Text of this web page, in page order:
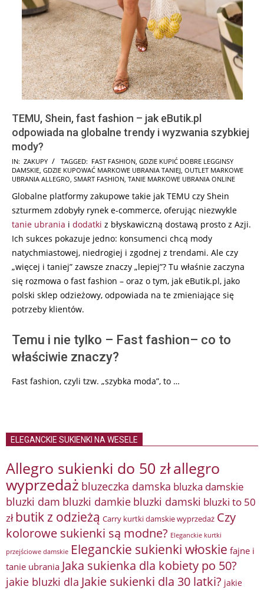
TEMU, Shein, fast fashion – jak eButik.pl
odpowiada na globalne trendy i wyzwania szybkiej
mody?
2025-
06-
IN: ZAKUPY TAGGED: FAST FASHION, GDZIE KUPIĆ DOBRE LEGGINSY
DAMSKIE, GDZIE KUPOWAĆ MARKOWE UBRANIA TANIEJ, OUTLET MARKOWE
UBRANIA ALLEGRO, SMART FASHION, TANIE MARKOWE UBRANIA ONLINE
Globalne platformy zakupowe takie jak TEMU czy Shein
szturmem zdobyły rynek e-commerce, oferując niezwykle
tanie ubrania i dodatki z błyskawiczną dostawą prosto z Azji.
Ich sukces pokazuje jedno: konsumenci chcą mody
natychmiastowej, niedrogiej i zgodnej z trendami. Ale czy
„więcej i taniej” zawsze znaczy „lepiej”? Tu właśnie zaczyna
się rozmowa o fast fashion – oraz o tym, jak eButik.pl, jako
polski sklep odzieżowy, odpowiada na te zmieniające się
potrzeby klientów.
Temu i nie tylko – Fast fashion– co to
właściwie znaczy?
Fast fashion, czyli tzw. „szybka moda”, to …
ELEGANCKIE SUKIENKI NA WESELE
Allegro sukienki do 50 złallegro
wyprzedaż bluzeczka damska bluzka damskie
bluzki dam bluzki damkie bluzki damski bluzki to 50
zł butik z odzieżą Carry kurtki damskie wyprzedaż Czy
kolorowe sukienki są modne? Eleganckie kurtki
przejściowe damskie Eleganckie sukienki włoskie fajne i
tanie ubrania Jaka sukienka dla kobiety po 50?
jakie bluzki dla Jakie sukienki dla 30 latki? jakie